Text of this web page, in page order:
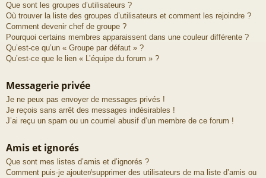
Que sont les groupes d’utilisateurs ?
Où trouver la liste des groupes d’utilisateurs et comment les rejoindre ?
Comment devenir chef de groupe ?
Pourquoi certains membres apparaissent dans une couleur différente ?
Qu’est-ce qu’un « Groupe par défaut » ?
Qu’est-ce que le lien « L’équipe du forum » ?
Messagerie privée
Je ne peux pas envoyer de messages privés !
Je reçois sans arrêt des messages indésirables !
J’ai reçu un spam ou un courriel abusif d’un membre de ce forum !
Amis et ignorés
Que sont mes listes d’amis et d’ignorés ?
Comment puis-je ajouter/supprimer des utilisateurs de ma liste d’amis ou